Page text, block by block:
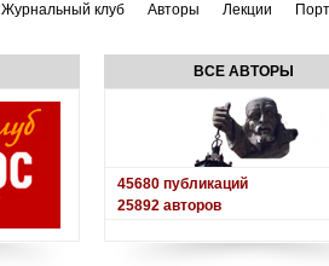
Журнальный клуб Авторы Лекции
ВСЕ АВТОРЫ
45680 публикаций
25892 авторов